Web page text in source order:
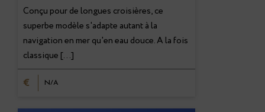
Conçu pour de longues croisières, ce
superbe modèle s'adapte autant à la
navigation en mer qu'en eau douce. A la fois
classique […]
€ N/A